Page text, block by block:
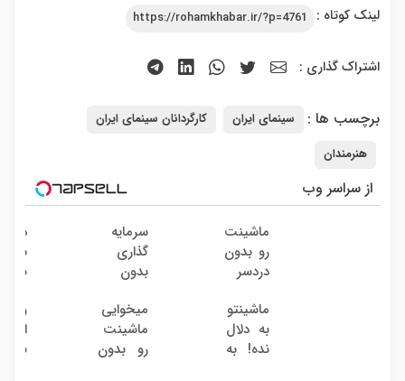
لینک کوتاه : https://rohamkhabar.ir/?p=4761
اشتراک گذاری :
برچسب ها : سینمای ایران
کارگردانان سینمای ایران
هنرمندان
از سراسر وب
ماشینت
رو بدون
دردسر
| بدون
کمسیون
سرمایه
گذاری
بدون
با سود
38
درصد
به
ماشینتو
به دلال
نده! به
میخوایی
ماشینت
رو بدون
با